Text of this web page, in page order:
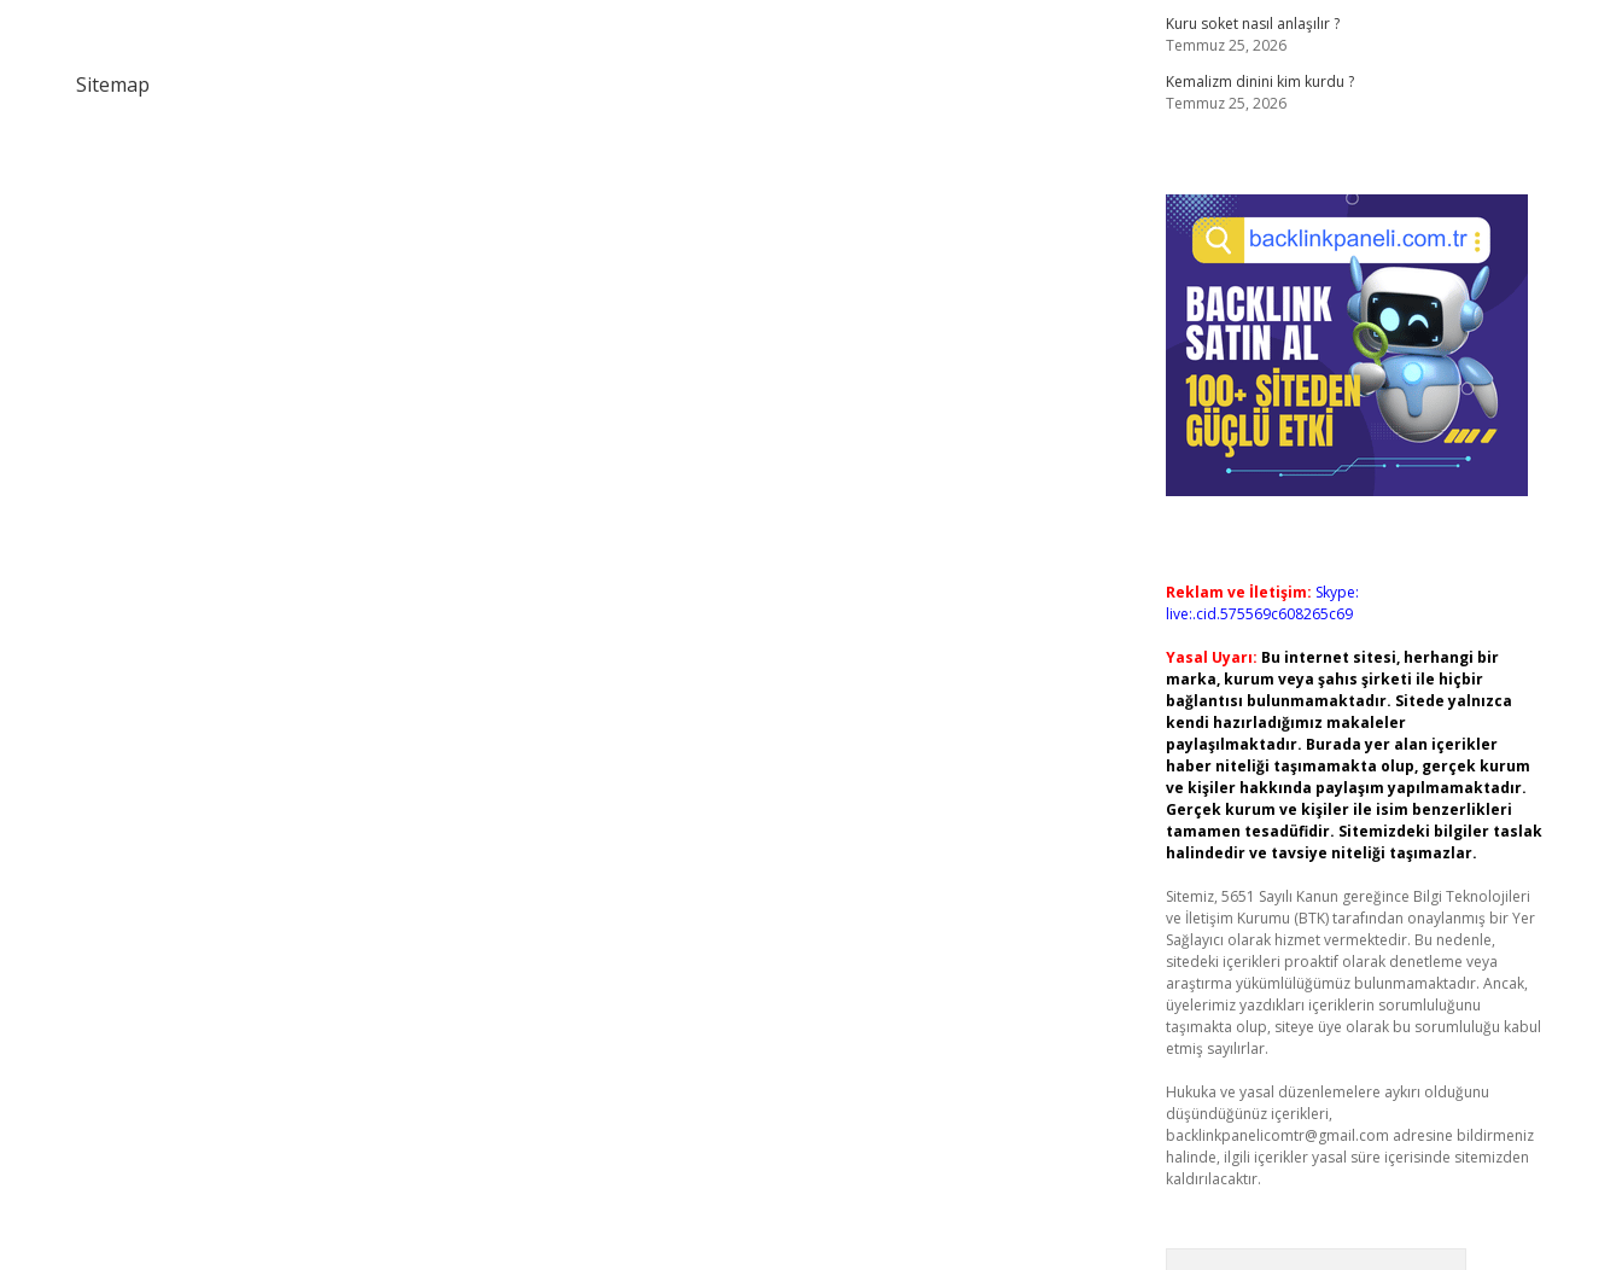
Sitemap
Kuru soket nasıl anlaşılır ?
Temmuz 25, 2026
Kemalizm dinini kim kurdu ?
Temmuz 25, 2026
Reklam ve İletişim: Skype:
live:.cid.575569c608265c69
Yasal Uyarı: Bu internet sitesi, herhangi bir
marka, kurum veya şahıs şirketi ile hiçbir
bağlantısı bulunmamaktadır. Sitede yalnızca
kendi hazırladığımız makaleler
paylaşılmaktadır. Burada yer alan içerikler
haber niteliği taşımamakta olup, gerçek kurum
ve kişiler hakkında paylaşım yapılmamaktadır.
Gerçek kurum ve kişiler ile isim benzerlikleri
tamamen tesadüfidir. Sitemizdeki bilgiler taslak
halindedir ve tavsiye niteliği taşımazlar.
Sitemiz, 5651 Sayılı Kanun gereğince Bilgi Teknolojileri
ve İletişim Kurumu (BTK) tarafından onaylanmış bir Yer
Sağlayıcı olarak hizmet vermektedir. Bu nedenle,
sitedeki içerikleri proaktif olarak denetleme veya
araştırma yükümlülüğümüz bulunmamaktadır. Ancak,
üyelerimiz yazdıkları içeriklerin sorumluluğunu
taşımakta olup, siteye üye olarak bu sorumluluğu kabul
etmiş sayılırlar.
Hukuka ve yasal düzenlemelere aykırı olduğunu
düşündüğünüz içerikleri,
backlinkpanelicomtr@gmail.com adresine bildirmeniz
halinde, ilgili içerikler yasal süre içerisinde sitemizden
kaldırılacaktır.